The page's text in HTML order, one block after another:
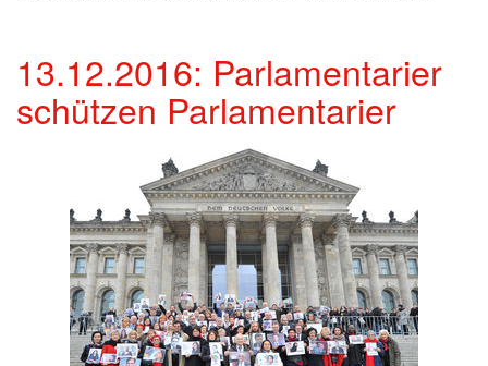
13.12.2016: Parlamentarier
schützen Parlamentarier